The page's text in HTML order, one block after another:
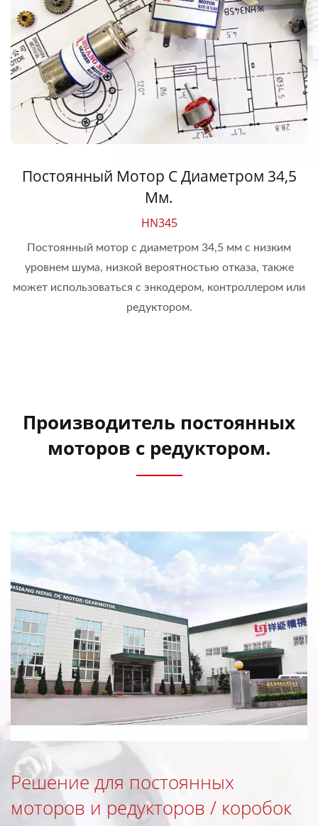
Постоянный Мотор С Диаметром 34,5
Мм.
HN345
Постоянный мотор с диаметром 34,5 мм с низким
уровнем шума, низкой вероятностью отказа, также
может использоваться с энкодером, контроллером или
редуктором.
Производитель постоянных
моторов с редуктором.
Решение для постоянных
моторов и редукторов / коробок